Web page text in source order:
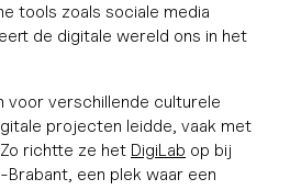
tools zoals sociale media
de digitale wereld ons in het
voor verschillende culturele
projecten leidde, vaak met
richtte ze het DigiLab op bij
een plek waar een